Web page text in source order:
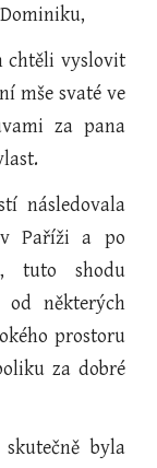
chtěli vyslovit
mše svaté ve
za pana
následovala
v Paříži a po
tuto shodu
od některých
prostoru
za dobré
byla